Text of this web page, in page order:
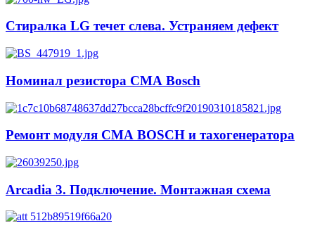
Стиралка LG течет слева. Устраняем дефект
Номинал резистора СМА Bosch
Ремонт модуля СМА BOSCH и тахогенератора
Arcadia 3. Подключение. Монтажная схема